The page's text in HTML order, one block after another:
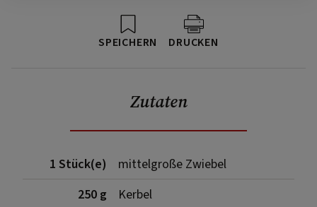
SPEICHERN DRUCKEN
Zutaten
1 Stück(e)
mittelgroße Zwiebel
250 g
Kerbel